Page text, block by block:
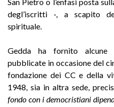
degl’iscritti -, a scapito
spirituale.
Gedda ha fornito
pubblicate in occasione del
fondazione dei CC e della
1948, sia in altra sede,
fondo con i democristiani